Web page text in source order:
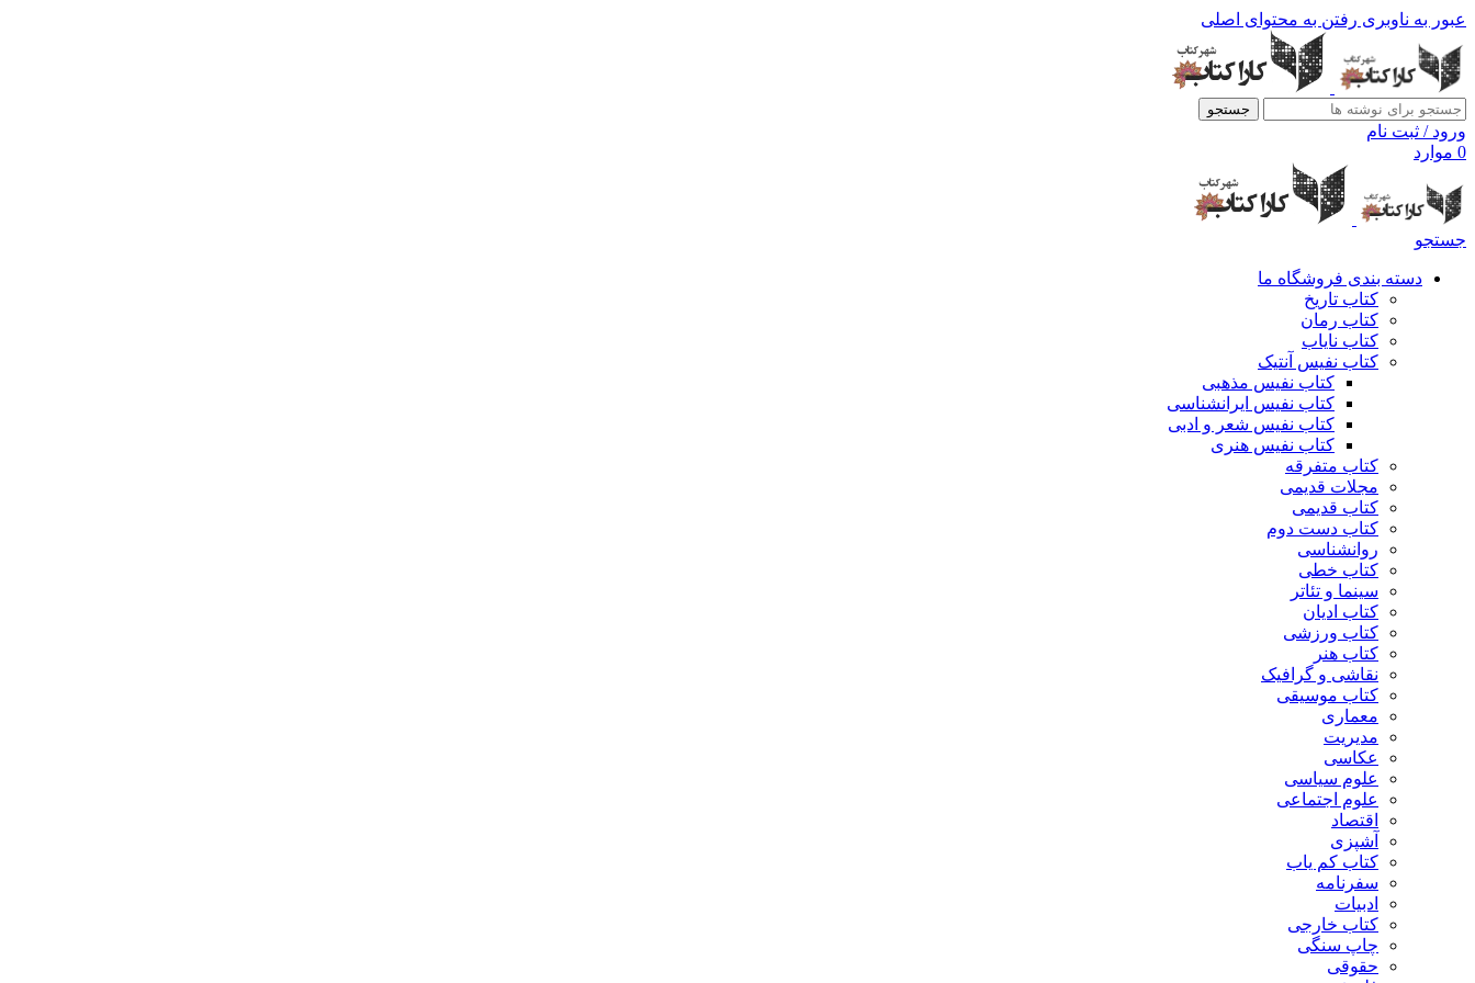
عبور به ناوبری رفتن به محتوای اصلی
جستجو
ورود / ثبت نام
0 موارد
جستجو
دسته بندی فروشگاه ما
کتاب تاریخ
کتاب رمان
کتاب نایاب
کتاب نفیس آنتیک
کتاب نفیس مذهبی
کتاب نفیس ایرانشناسی
کتاب نفیس شعر و ادبی
کتاب نفیس هنری
کتاب متفرقه
مجلات قدیمی
کتاب قدیمی
کتاب دست دوم
روانشناسی
کتاب خطی
سینما و تئاتر
کتاب ادیان
کتاب ورزشی
کتاب هنر
نقاشی و گرافیک
کتاب موسیقی
معماری
مدیریت
عکاسی
علوم سیاسی
علوم اجتماعی
اقتصاد
آشپزی
کتاب کم یاب
سفرنامه
ادبیات
کتاب خارجی
چاپ سنگی
حقوقی